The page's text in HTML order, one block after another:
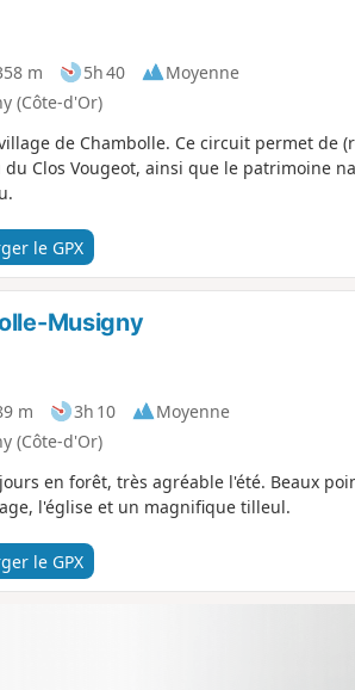
m 5h 40
Moyenne
(Côte-d'Or)
de Chambolle. Ce circuit permet de
Clos Vougeot, ainsi que le patrimoine
le GPX
Musigny
m 3h 10
Moyenne
(Côte-d'Or)
en forêt, très agréable l'été. Beaux
l'église et un magnifique tilleul.
le GPX